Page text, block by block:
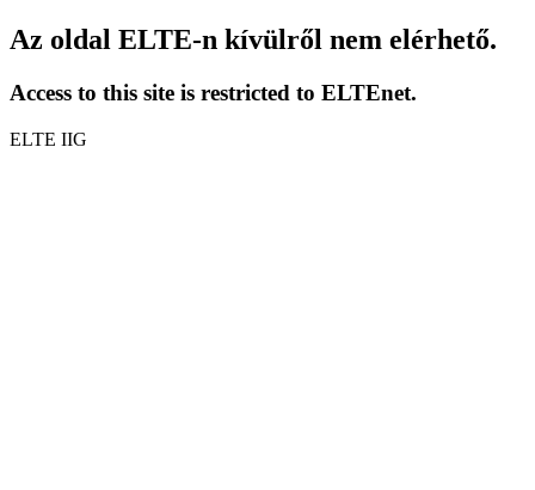
Az oldal ELTE-n kívülről nem elérhető.
Access to this site is restricted to ELTEnet.
ELTE IIG